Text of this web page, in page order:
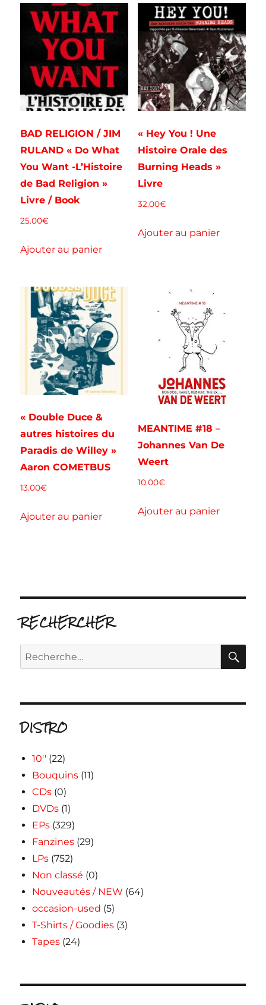
BAD RELIGION / JIM
RULAND « Do What
You Want -L’Histoire
de Bad Religion »
Livre / Book
25.00€
Ajouter au panier
« Hey You ! Une
Histoire Orale des
Burning Heads »
Livre
32.00€
Ajouter au panier
« Double Duce &
autres histoires du
Paradis de Willey »
Aaron COMETBUS
13.00€
Ajouter au panier
MEANTIME #18 –
Johannes Van De
Weert
10.00€
Ajouter au panier
RECHERCHER
Recherche
pour :
DISTRO
10'' (22)
Bouquins (11)
CDs (0)
DVDs (1)
EPs (329)
Fanzines (29)
LPs (752)
Non classé (0)
Nouveautés / NEW (64)
occasion-used (5)
T-Shirts / Goodies (3)
Tapes (24)